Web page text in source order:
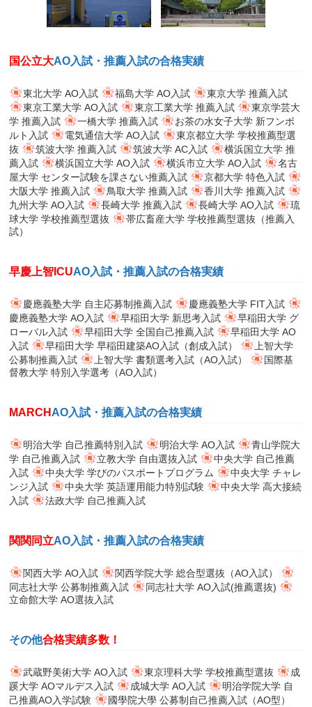
国公立大AO入試・推薦入試の合格実績
東北大学 AO入試 福島大学 AO入試
東京大学 推薦入試
東京工業大学 AO入試
東京工業大学 推薦入試
東京学芸大
学 推薦入試
一橋大学 推薦入試
お茶の水女子大学 新フンボ
ルト入試
電気通信大学 AO入試
東京都立大学 学校推薦型選
抜
筑波大学 推薦入試 筑波大学 AC入試
横浜国立大学 推
薦入試
横浜国立大学 AO入試 横浜市立大学 AO入試
名古
屋大学 センター試験を課さない推薦入試
京都大学 特色入試
大阪大学 推薦入試
鳥取大学 推薦入試
香川大学 推薦入試
九州大学 AO入試
長崎大学 推薦入試 長崎大学 AO入試
琉
球大学 学校推薦型選抜
帯広畜産大学 学校推薦型選抜（推薦入
試）
早慶上智ICUAO入試・推薦入試の合格実績
慶應義塾大学 自主応募制推薦入試
慶應義塾大学 FIT入試
慶應義塾大学 AO入試
早稲田大学 新思考入試
早稲田大学 グ
ローバル入試
早稲田大学 全国自己推薦入試
早稲田大学 AO
入試
早稲田大学 早稲田建築AO入試（創成入試）
上智大学
公募制推薦入試
上智大学 書類選考入試（AO入試）
国際基
督教大学 特別入学選考（AO入試）
MARCH AO入試・推薦入試の合格実績
明治大学 自己推薦特別入試 明治大学 AO入試
青山学院大
学 自己推薦入試
立教大学 自由選抜入試
中央大学 自己推薦
入試
中央大学 学びのパスポートプログラム
中央大学 チャレ
ンジ入試
中央大学 英語運用能力特別試験
中央大学 高大接続
入試
法政大学 自己推薦入試
関関同立AO入試・推薦入試の合格実績
関西大学 AO入試
関西学院大学 総合型選抜（AO入試）
同志社大学 公募制推薦入試
同志社大学 AO入試(推薦選抜)
立命館大学 AO選抜入試
その他合格実績多数！
武蔵野美術大学 AO入試 東京理科大学 学校推薦型選抜
成
蹊大学 AOマルデス入試
成城大学 AO入試
明治学院大学 自
己推薦AO入学試験
國學院大學 公募制自己推薦入試（AO型）